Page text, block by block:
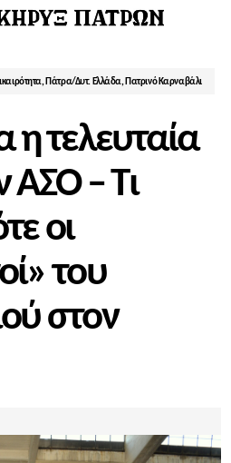
, Πάτρα/Δυτ. Ελλάδα, Πατρινό Καρναβάλι
η τελευταία
ΑΣΟ – Τι
οι
του
στον